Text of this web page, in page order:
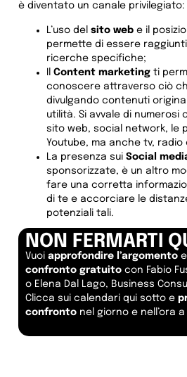
è diventato un canale privilegiato:
L’uso del sito web e il
permette di essere
ricerche specifiche;
Content marketing ti
conoscere attraverso ciò
divulgando contenuti
utilità. Si avvale di numerosi
sito web, social network, le
Youtube, ma anche tv,
La presenza sui Social
sponsorizzate, è un altro
fare una corretta
di te e accorciare le
potenziali tali.
NON FERMARTI
Vuoi approfondire l’argomento e
confronto gratuito con Fabio
o Elena Dal Lago, Business
Clicca sui calendari qui sotto e
confronto nel giorno e nell’ora